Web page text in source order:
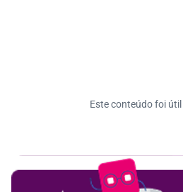
Este conteúdo foi útil